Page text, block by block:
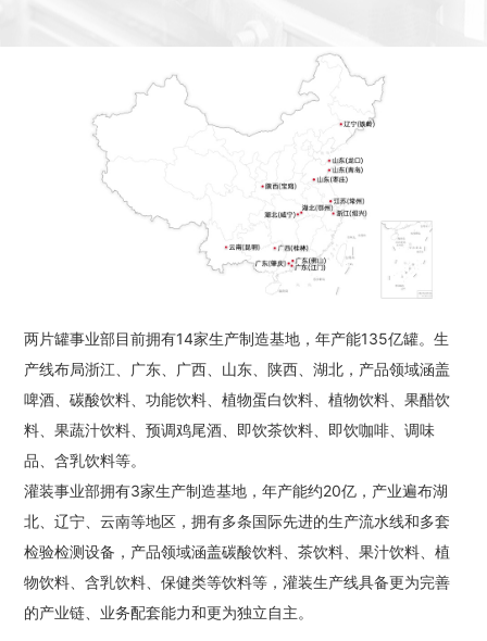
两片罐事业部目前拥有14家生产制造基地，年产能135亿罐。生
产线布局浙江、广东、广西、山东、陕西、湖北，产品领域涵盖
啤酒、碳酸饮料、功能饮料、植物蛋白饮料、植物饮料、果醋饮
料、果蔬汁饮料、预调鸡尾酒、即饮茶饮料、即饮咖啡、调味
品、含乳饮料等。
灌装事业部拥有3家生产制造基地，年产能约20亿，产业遍布湖
北、辽宁、云南等地区，拥有多条国际先进的生产流水线和多套
检验检测设备，产品领域涵盖碳酸饮料、茶饮料、果汁饮料、植
物饮料、含乳饮料、保健类等饮料等，灌装生产线具备更为完善
的产业链、业务配套能力和更为独立自主。